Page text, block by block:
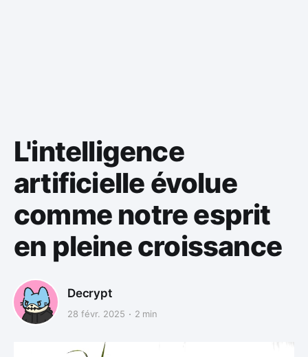
L'intelligence
artificielle évolue
comme notre esprit
en pleine croissance
Decrypt
28 févr. 2025 2 min